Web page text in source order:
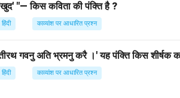
"— किस कविता की पंक्ति है ?
हिंदी काव्यांश पर आधारित प्रश्न
गवनु अति भ्रमनु करै ।' यह पंक्ति किस शीर्षक
हिंदी काव्यांश पर आधारित प्रश्न